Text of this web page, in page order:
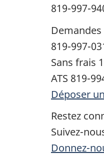
819-997-
819-997-
Sans frais
ATS 819-
Déposer
Restez
Suivez-
Donnez-